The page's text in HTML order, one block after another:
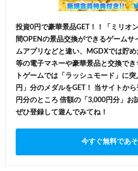
投資0円で豪華景品GET！！「ミリオ
間OPENの景品交換ができるゲームサ
ムアプリなどと違い、MGDXでは貯め
等の電子マネーや豪華景品と交換で
トゲームでは「ラッシュモード」に
円」分のメダルをGET！ 当サイトか
円分のところ 倍額の「3,000円分」お
ぜひ登録して遊んでみてね！
今すぐ無料であ